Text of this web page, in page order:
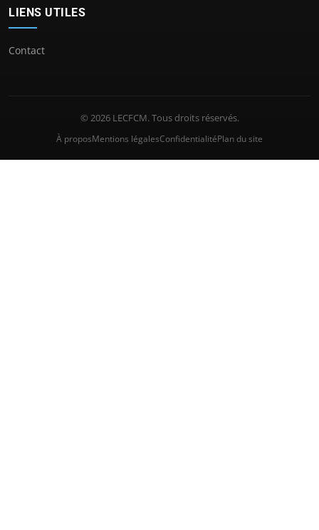
LIENS UTILES
Contact
© 2026 LECFCM. Tous droits réservés.
À proposMentions légalesConfidentialitéPlan du site